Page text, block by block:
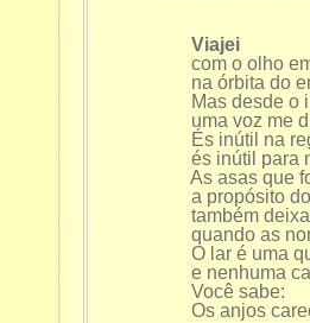
Viajei
com o olho
na órbita do
Mas desde o
uma voz me
És inútil na
és inútil para
As asas que
a propósito do
também
quando as
O lar é uma
e nenhuma
Você sabe:
Os anjos